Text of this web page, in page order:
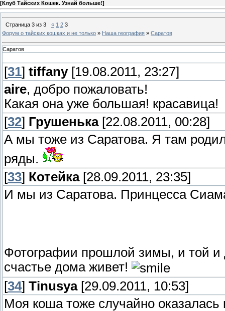
[Клуб Тайских Кошек. Узнай больше!]
Страница 3 из 3 « 1 2 3
Форум о тайских кошках и не только » Наша география » Саратов
Саратов
[31] tiffany[19.08.2011, 23:27]
aire, добро пожаловать!
Какая она уже большая! красавица!
[32] Грушенька[22.08.2011, 00:28]
А мы тоже из Саратова. Я там
ряды.
[33] Котейка[28.09.2011, 23:35]
И мы из Саратова. Принцесса
Фотографии прошлой зимы, и той и
счастье дома живет!
[34] Tinusya[29.09.2011, 10:53]
Моя коша тоже случайно